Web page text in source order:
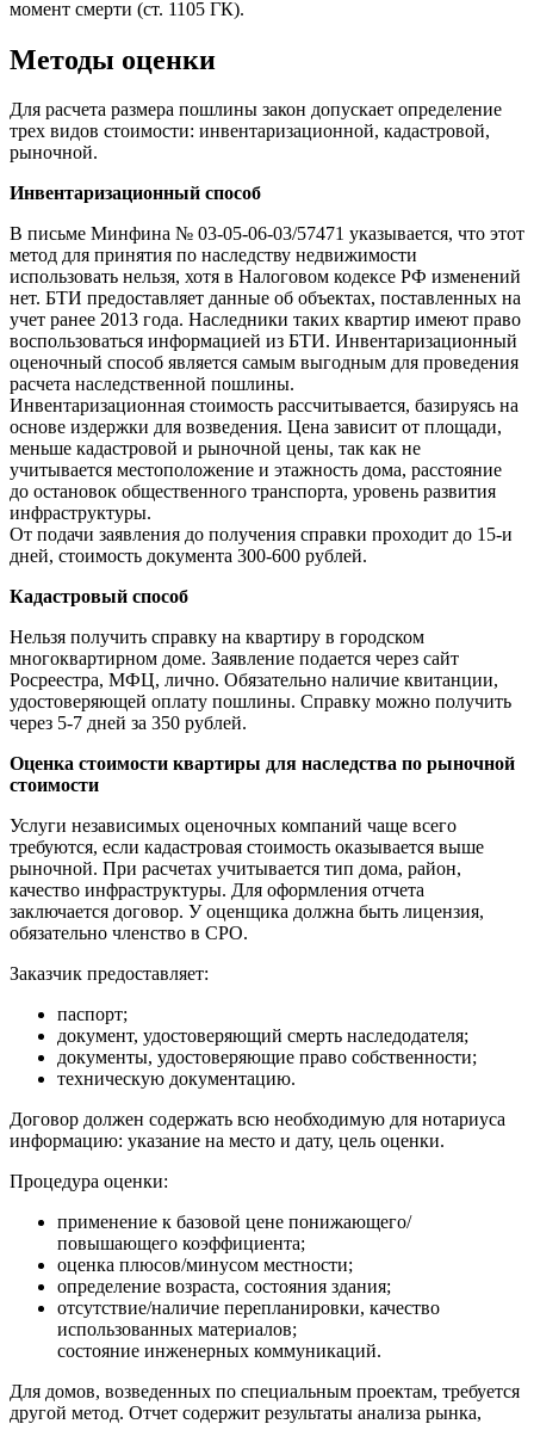
момент смерти (ст. 1105 ГК).
Методы оценки
Для расчета размера пошлины закон допускает определение
трех видов стоимости: инвентаризационной, кадастровой,
рыночной.
Инвентаризационный способ
В письме Минфина № 03-05-06-03/57471 указывается, что этот
метод для принятия по наследству недвижимости
использовать нельзя, хотя в Налоговом кодексе РФ изменений
нет. БТИ предоставляет данные об объектах, поставленных на
учет ранее 2013 года. Наследники таких квартир имеют право
воспользоваться информацией из БТИ. Инвентаризационный
оценочный способ является самым выгодным для проведения
расчета наследственной пошлины.
Инвентаризационная стоимость рассчитывается, базируясь на
основе издержки для возведения. Цена зависит от площади,
меньше кадастровой и рыночной цены, так как не
учитывается местоположение и этажность дома, расстояние
до остановок общественного транспорта, уровень развития
инфраструктуры.
От подачи заявления до получения справки проходит до 15-и
дней, стоимость документа 300-600 рублей.
Кадастровый способ
Нельзя получить справку на квартиру в городском
многоквартирном доме. Заявление подается через сайт
Росреестра, МФЦ, лично. Обязательно наличие квитанции,
удостоверяющей оплату пошлины. Справку можно получить
через 5-7 дней за 350 рублей.
Оценка стоимости квартиры для наследства по рыночной
стоимости
Услуги независимых оценочных компаний чаще всего
требуются, если кадастровая стоимость оказывается выше
рыночной. При расчетах учитывается тип дома, район,
качество инфраструктуры. Для оформления отчета
заключается договор. У оценщика должна быть лицензия,
обязательно членство в СРО.
Заказчик предоставляет:
паспорт;
документ, удостоверяющий смерть наследодателя;
документы, удостоверяющие право собственности;
техническую документацию.
Договор должен содержать всю необходимую для нотариуса
информацию: указание на место и дату, цель оценки.
Процедура оценки:
применение к базовой цене понижающего/
повышающего коэффициента;
оценка плюсов/минусом местности;
определение возраста, состояния здания;
отсутствие/наличие перепланировки, качество
использованных материалов;
состояние инженерных коммуникаций.
Для домов, возведенных по специальным проектам, требуется
другой метод. Отчет содержит результаты анализа рынка,